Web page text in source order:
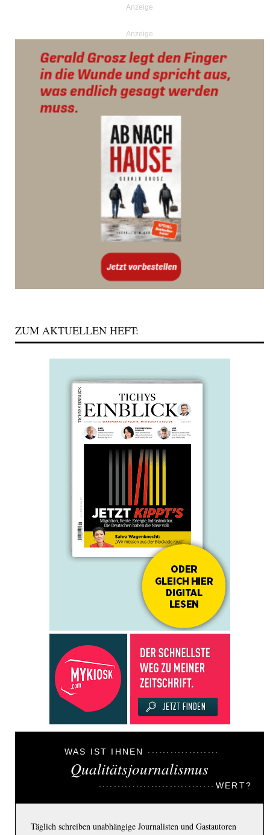
Anzeige
ZUM AKTUELLEN HEFT:
WAS IST IHNEN
Qualitätsjournalismus
WERT?
Täglich schreiben unabhängige Journalisten und Gastautoren